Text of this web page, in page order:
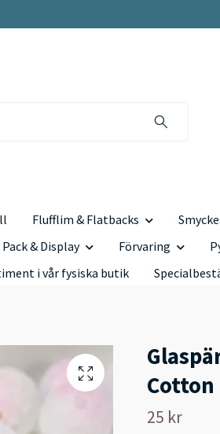
Flufflim & Flatbacks
& Display Förvaring
i vår fysiska butik
Cotton
25 kr